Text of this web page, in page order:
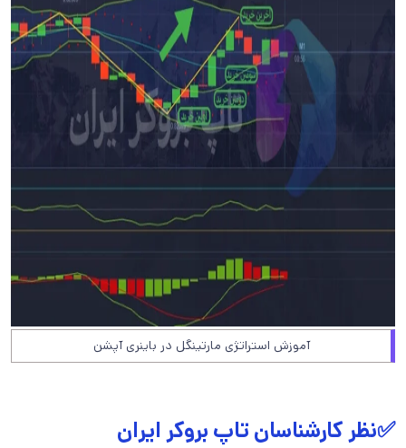
آموزش استراتژی مارتینگل در باینری آپشن
✅نظر کارشناسان تاپ بروکر ایران